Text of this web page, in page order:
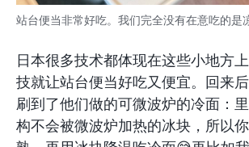
站台便当非常好吃。我们完全没有在意吃的是
日本很多技术都体现在这些小地方
技就让站台便当好吃又便宜。回来
刷到了他们做的可微波炉的冷面：
构不会被微波炉加热的冰块，所以